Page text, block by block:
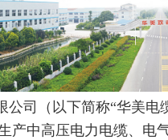
公司（以下简称“华美电
产中高压电力电缆、电